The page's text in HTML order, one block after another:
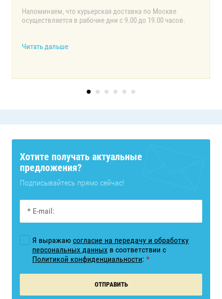
Напоминаем, что курьерская доставка по Москве
осуществляется в рабочие дни с 9.00 до 19.00 часов.
Читать дальше
Хотите получать актуальные
предложения?
Подписывайтесь прямо сейчас!
Я выражаю согласие на передачу и обработку
персональных данных в соответствии с
Политикой конфиденциальности: *
ОТПРАВИТЬ